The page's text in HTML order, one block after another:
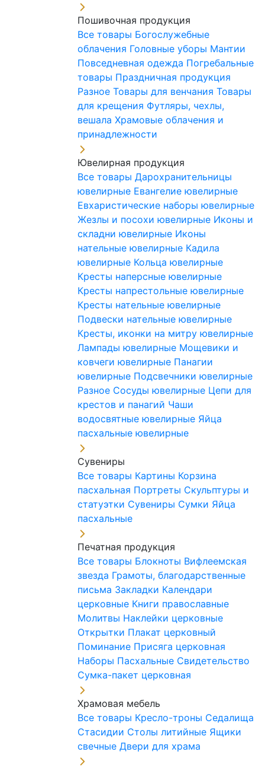
Пошивочная продукция
Все товары Богослужебные
облачения Головные уборы Мантии
Повседневная одежда Погребальные
товары Праздничная продукция
Разное Товары для венчания Товары
для крещения Футляры, чехлы,
вешала Храмовые облачения и
принадлежности
Ювелирная продукция
Все товары Дарохранительницы
ювелирные Евангелие ювелирные
Евхаристические наборы ювелирные
Жезлы и посохи ювелирные Иконы и
складни ювелирные Иконы
нательные ювелирные Кадила
ювелирные Кольца ювелирные
Кресты наперсные ювелирные
Кресты напрестольные ювелирные
Кресты нательные ювелирные
Подвески нательные ювелирные
Кресты, иконки на митру ювелирные
Лампады ювелирные Мощевики и
ковчеги ювелирные Панагии
ювелирные Подсвечники ювелирные
Разное Сосуды ювелирные Цепи для
крестов и панагий Чаши
водосвятные ювелирные Яйца
пасхальные ювелирные
Сувениры
Все товары Картины Корзина
пасхальная Портреты Скульптуры и
статуэтки Сувениры Сумки Яйца
пасхальные
Печатная продукция
Все товары Блокноты Вифлеемская
звезда Грамоты, благодарственные
письма Закладки Календари
церковные Книги православные
Молитвы Наклейки церковные
Открытки Плакат церковный
Поминание Присяга церковная
Наборы Пасхальные Свидетельство
Сумка-пакет церковная
Храмовая мебель
Все товары Кресло-троны Седалища
Стасидии Столы литийные Ящики
свечные Двери для храма